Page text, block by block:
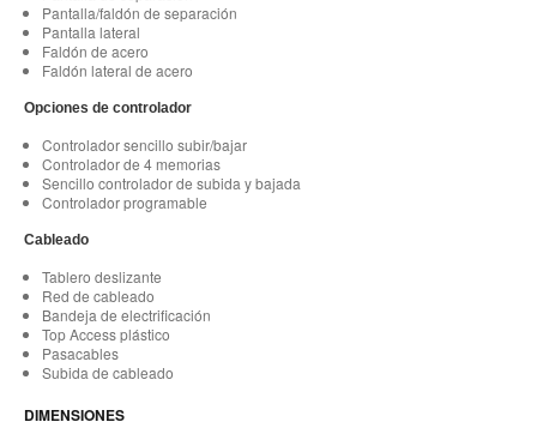
Pantalla/faldón de separación
Pantalla lateral
Faldón de acero
Faldón lateral de acero
Opciones de controlador
Controlador sencillo subir/bajar
Controlador de 4 memorias
Sencillo controlador de subida y bajada
Controlador programable
Cableado
Tablero deslizante
Red de cableado
Bandeja de electrificación
Top Access plástico
Pasacables
Subida de cableado
DIMENSIONES